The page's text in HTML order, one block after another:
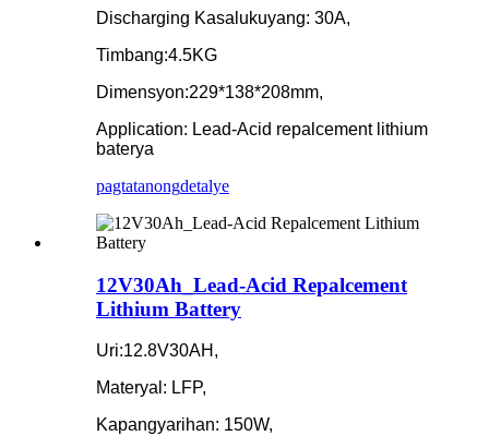
Discharging Kasalukuyang: 30A,
Timbang:4.5KG
Dimensyon:229*138*208mm,
Application: Lead-Acid repalcement lithium
baterya
pagtatanongdetalye
12V30Ah_Lead-Acid Repalcement
Lithium Battery
Uri:12.8V30AH,
Materyal: LFP,
Kapangyarihan: 150W,